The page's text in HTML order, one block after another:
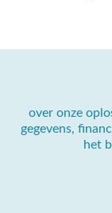
over onze
gegevens,
het